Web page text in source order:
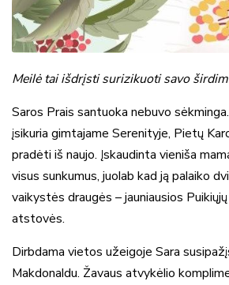
Meilė tai išdrįsti surizikuoti savo
Saros Prais santuoka nebuvo
įsikuria gimtajame Serenityje, Pietų
pradėti iš naujo. Įskaudinta vieniša
visus sunkumus, juolab kad ją palaiko
vaikystės draugės – jauniausios
atstovės.
Dirbdama vietos užeigoje Sara
Makdonaldu. Žavaus atvykėlio